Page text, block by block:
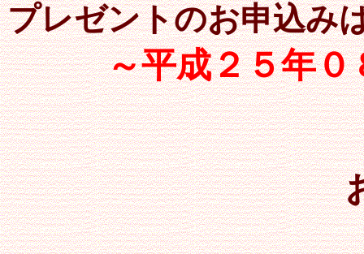
プレゼントのお申込み
～平成２５年０